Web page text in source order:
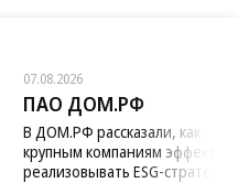
07.08.2026
ПАО ДОМ.РФ
В ДОМ.РФ рассказали, как
крупным компаниям
реализовывать ESG-стратегию